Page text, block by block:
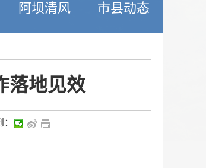
阿坝清风 市县动态
落地见效